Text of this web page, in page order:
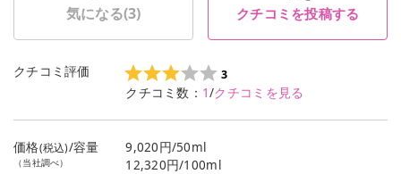
気になる(3) クチコミを投稿する
クチコミ評価 3
クチコミ数： 1/クチコミを見る
価格(税込)/容量
（当社調べ）
9,020円/50ml
12,320円/100ml